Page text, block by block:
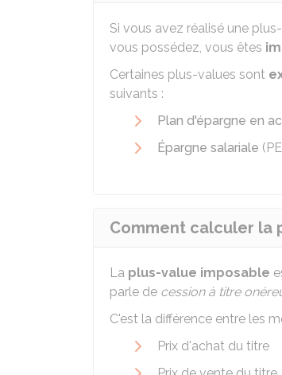
Si vous avez réalisé une
vous possédez, vous êtes
Certaines plus-values sont
suivants :
Plan d'épargne en
Épargne salariale (
Comment calculer la
La plus-value imposable
parle de cession à titre
C'est la différence entre les
Prix d'achat du titre